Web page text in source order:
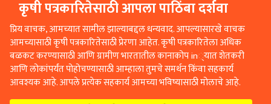
कृषी पत्रकारितेसाठी आपला पाठिंबा दर्शवा
प्रिय वाचक, आमच्यात सामील झाल्याबद्दल धन्यवाद. आपल्यासारखे वाचक
आमच्यासाठी कृषी पत्रकारितेसाठी प्रेरणा आहेत. कृषी पत्रकारितेला अधिक
बळकट करण्यासाठी आणि ग्रामीण भारतातील कानाकोप in्यात शेतकरी
आणि लोकांपर्यंत पोहोचण्यासाठी आम्हाला तुमचे समर्थन किंवा सहकार्य
आवश्यक आहे. आपले प्रत्येक सहकार्य आमच्या भविष्यासाठी मोलाचे आहे.